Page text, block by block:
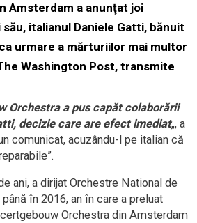
Amsterdam a anunţat joi
italianul Daniele Gatti, bănuit
urmare a mărturiilor mai multor
Washington Post, transmite
Orchestra a pus capăt colaborării
decizie care are efect imediat„, a
comunicat, acuzându-l pe italian că
ani, a dirijat Orchestre National de
în 2016, an în care a preluat
Orchestra din Amsterdam